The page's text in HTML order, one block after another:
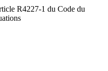
R4227-1 du Code du